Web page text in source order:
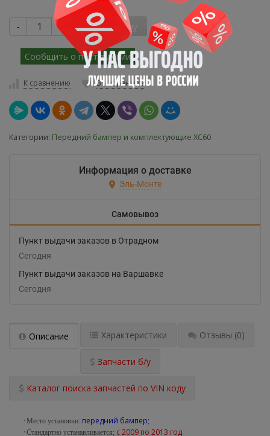
- + В корзину
Сообщить о поступлении
К сравнению В избранное
Категории: Передний бампер и комплектующие XC60
Информация о доставке
Эль-Монте
Самовывоз
Пункт выдачи заказов в Отрадном
Сегодня
Пункт выдачи заказов на Варшавке
Сегодня
Описание Характеристики Отзывы (0)
Запчасти б/у
Каталог поиска запчастей по VIN коду
· Место установки: передний бампер;
· Стандартно устанавливается; с 2009 по 2013 год.